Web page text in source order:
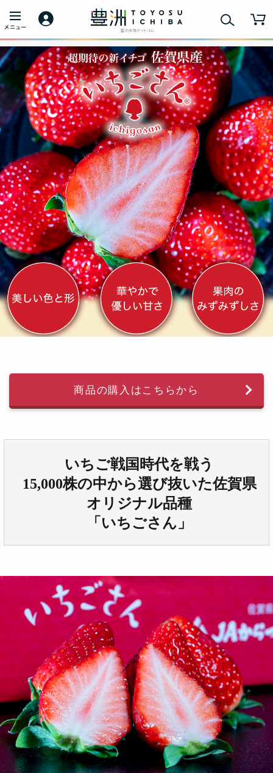
商品の購入はこちらから
いちご戦国時代を戦う
15,000株の中から選び抜いた佐賀県
オリジナル品種
「いちごさん」